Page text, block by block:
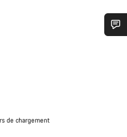
de chargement